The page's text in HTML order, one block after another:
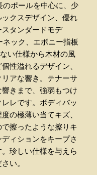
のポールを中心に、少
クスデザイン、優れ
タンダードモデ
ック、エボニー指板
い仕様から木材の風
性溢れるデザイン、
アな響き。テナーサ
きまで、強弱もつけ
レです。ボディバッ
の極薄い当てキズ、
擦ったような擦りキ
ィションをキープさ
珍しい仕様を与えら
い。